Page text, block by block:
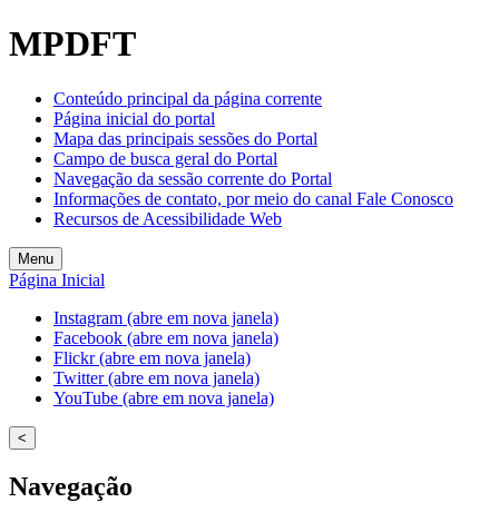
MPDFT
Conteúdo principal da página corrente
Página inicial do portal
Mapa das principais sessões do Portal
Campo de busca geral do Portal
Navegação da sessão corrente do Portal
Informações de contato, por meio do canal Fale Conosco
Recursos de Acessibilidade Web
Menu
Página Inicial
Instagram (abre em nova janela)
Facebook (abre em nova janela)
Flickr (abre em nova janela)
Twitter (abre em nova janela)
YouTube (abre em nova janela)
<
Navegação